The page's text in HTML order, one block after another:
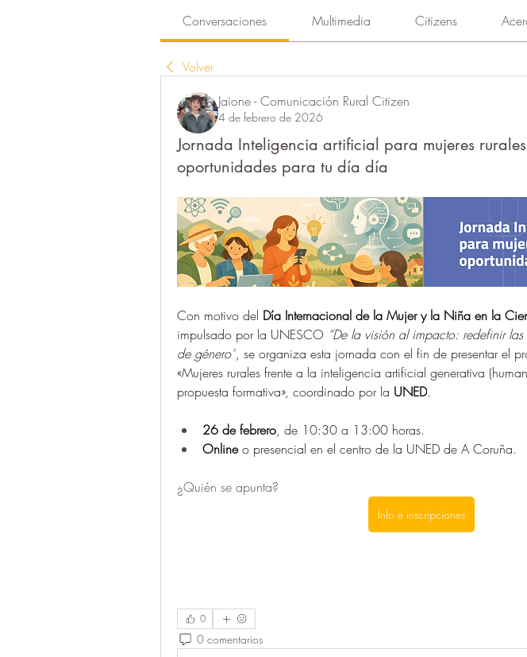
Conversaciones Multimedia Citizens
Volver
Jaione - Comunicación Rural Citizen
4 de febrero de 2026
Jornada Inteligencia artificial para mujeres
oportunidades para tu día día
Con motivo del Día Internacional de la Mujer y la Niña en la
impulsado por la UNESCO “De la visión al impacto: redefinir
de género”, se organiza esta jornada con el fin de presentar el
«Mujeres rurales frente a la inteligencia artificial generativa
propuesta formativa», coordinado por la UNED.
26 de febrero, de 10:30 a 13:00 horas.
Online o presencial en el centro de la UNED de A Coruña.
¿Quién se apunta?
Info e inscripciones
0
0 comentarios